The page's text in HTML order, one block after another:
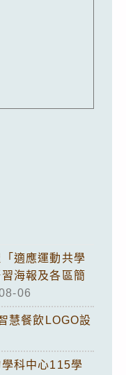
適應運動共學
海報及各區簡
06
慧餐飲LOGO設
科中心115學